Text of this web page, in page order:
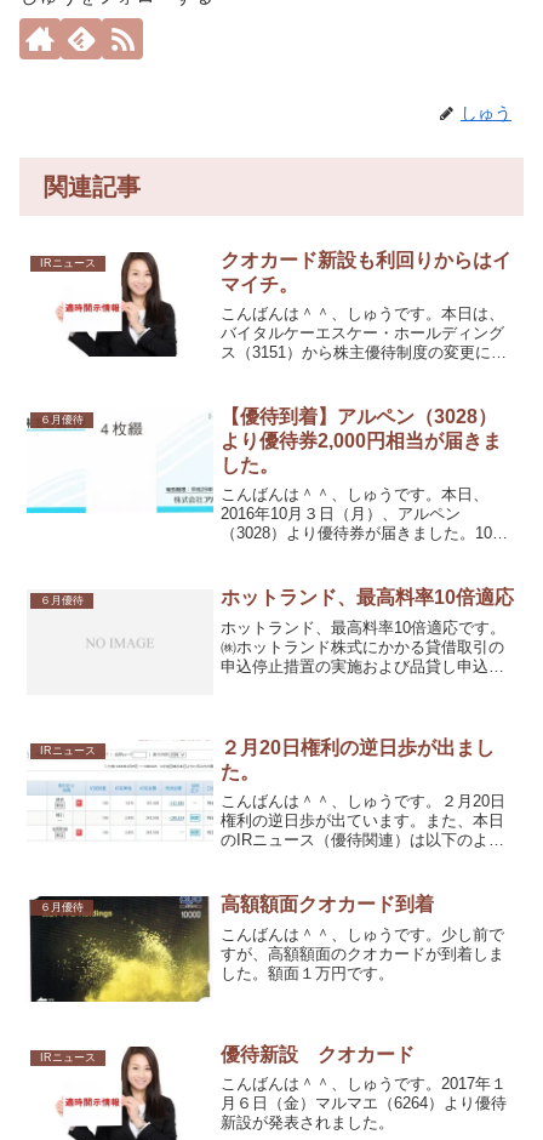
しゅう
関連記事
IRニュース
クオカード新設も利回りからはイ
マイチ。
こんばんは＾＾、しゅうです。本日は、
バイタルケーエスケー・ホールディング
ス（3151）から株主優待制度の変更に関
するお知らせアコーディア・ゴルフ
（2131）から20...
６月優待
【優待到着】アルペン（3028）
より優待券2,000円相当が届きま
した。
こんばんは＾＾、しゅうです。本日、
2016年10月３日（月）、アルペン
（3028）より優待券が届きました。100
６月優待 ホットランド、最高料率10倍適応
ホットランド、最高料率10倍適応です。
㈱ホットランド株式にかかる貸借取引の
申込停止措置の実施および品貸し申込み
IRニュース
２月20日権利の逆日歩が出まし
た。
こんばんは＾＾、しゅうです。２月20日
権利の逆日歩が出ています。また、本日
のIRニュース（優待関連）は以下のよう
待制度に関するお知らせジー・テイスト
（269...
６月優待 高額額面クオカード到着
こんばんは＾＾、しゅうです。少し前で
すが、高額額面のクオカードが到着しま
した。額面１万円です。
IRニュース 優待新設 クオカード
こんばんは＾＾、しゅうです。2017年１
月６日（金）マルマエ（6264）より優待
新設が発表されました。